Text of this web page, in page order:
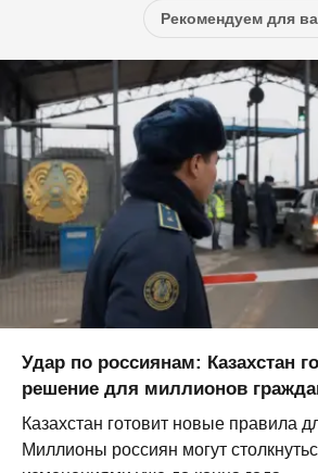
Рекомендуем для
Удар по россиянам: Казахстан
решение для миллионов
Казахстан готовит новые правила
Миллионы россиян могут